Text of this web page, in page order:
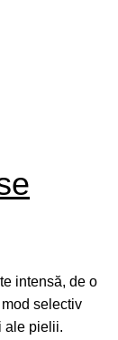
intensă, de o
selectiv
ale pielii.